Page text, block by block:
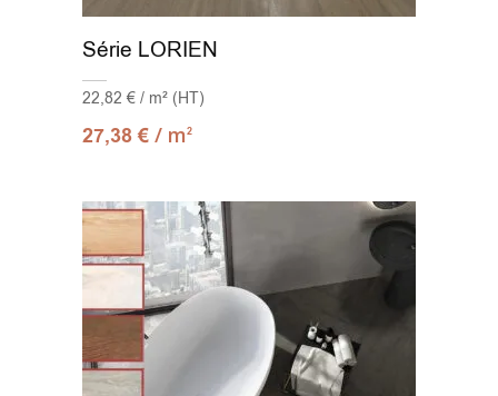
Série LORIEN
22,82 € / m² (HT)
27,38€ / m2